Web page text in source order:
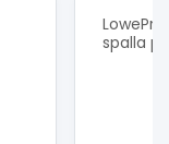
spalla